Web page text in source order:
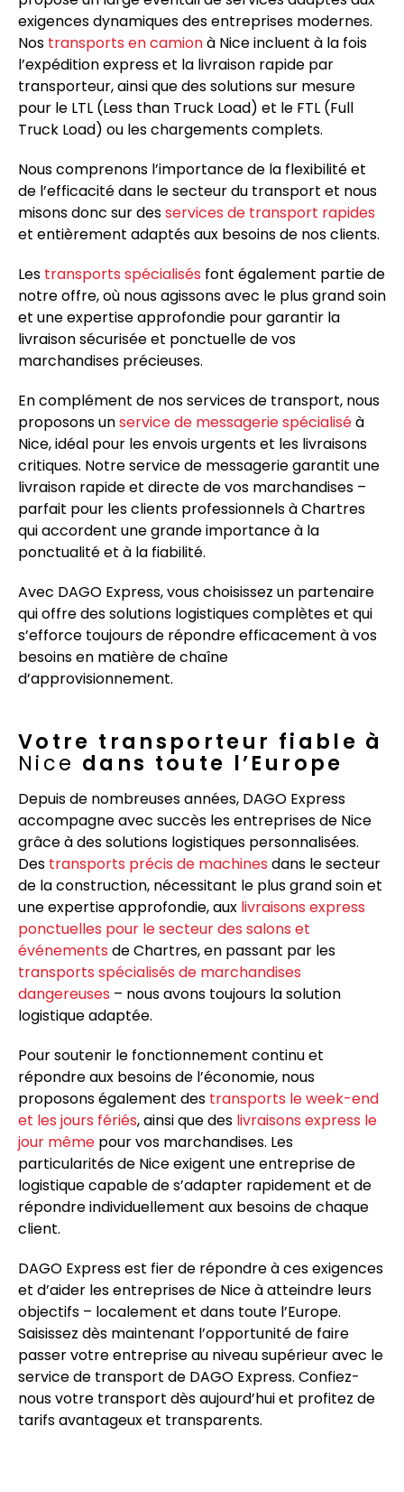
exigences dynamiques des entreprises modernes.
Nos transports en camionà Niceincluent à la fois
l’expédition express et la livraison rapide par
transporteur, ainsi que des solutions sur mesure
pour le LTL (Less than Truck Load) et le FTL (Full
Truck Load) ou les chargements complets.
Nous comprenons l’importance de la flexibilité et
de l’efficacité dans le secteur du transport et nous
misons donc sur desservices de transport rapides
et entièrement adaptés aux besoins de nos clients.
Les transports spécialisés font également partie de
notre offre, où nous agissons avec le plus grand soin
et une expertise approfondie pour garantir la
livraison sécurisée et ponctuelle de vos
marchandises précieuses.
En complément de nos services de transport, nous
proposons unservice de messagerie spécialiséà
Nice, idéal pour les envois urgents et les livraisons
critiques. Notre service de messagerie garantit une
livraison rapide et directe de vos marchandises –
parfait pour les clients professionnels à Chartres
qui accordent une grande importance à la
ponctualité et à la fiabilité.
Avec DAGO Express, vous choisissez un partenaire
qui offre des solutions logistiques complètes et qui
s’efforce toujours de répondre efficacement à vos
besoins en matière de chaîne
d’approvisionnement.
Votre transporteur fiable à
Nice dans toute l’Europe
Depuis de nombreuses années, DAGO Express
accompagne avec succès les entreprises de Nice
grâce à des solutions logistiques personnalisées.
Des transports précis de machines dans le secteur
de la construction, nécessitant le plus grand soin et
une expertise approfondie, aux livraisons express
ponctuelles pour le secteur des salons et
événements de Chartres, en passant par les
transports spécialisés de marchandises
dangereuses – nous avons toujours la solution
logistique adaptée.
Pour soutenir le fonctionnement continu et
répondre aux besoins de l’économie, nous
proposons également des transports le week-end
et les jours fériés, ainsi que des livraisons express le
jour même pour vos marchandises. Les
particularités de Niceexigent une entreprise de
logistique capable de s’adapter rapidement et de
répondre individuellement aux besoins de chaque
client.
DAGO Express est fier de répondre à ces exigences
et d’aider les entreprises de Niceà atteindre leurs
objectifs – localement et dans toute l’Europe.
Saisissez dès maintenant l’opportunité de faire
passer votre entreprise au niveau supérieur avec le
service de transport de DAGO Express. Confiez-
nous votre transport dès aujourd’hui et profitez de
tarifs avantageux et transparents.